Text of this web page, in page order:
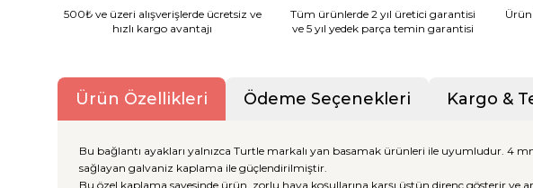
500₺ ve üzeri alışverişlerde ücretsiz ve
hızlı kargo avantajı
Tüm ürünlerde 2 yıl üretici garantisi
ve 5 yıl yedek parça temin garantisi
Ürün Özellikleri Ödeme Seçenekleri Kargo &
Bu bağlantı ayakları yalnızca Turtle markalı yan basamak ürünleri ile uyumludur. 4
sağlayan galvaniz kaplama ile güçlendirilmiştir.
Bu özel kaplama sayesinde ürün, zorlu hava koşullarına karşı üstün direnç gösterir ve